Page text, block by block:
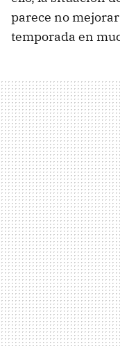
parece no
temporada en